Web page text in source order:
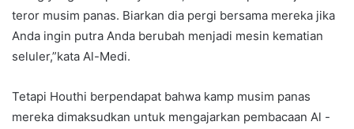
teror musim panas. Biarkan dia pergi bersama mereka jika
Anda ingin putra Anda berubah menjadi mesin kematian
seluler,”kata Al-Medi.
Tetapi Houthi berpendapat bahwa kamp musim panas
mereka dimaksudkan untuk mengajarkan pembacaan Al -